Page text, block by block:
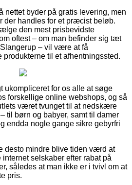
nettet byder på gratis levering, men
der handles for et præcist beløb.
den mest prisbevidste
oftest – om man befinder sig tæt
– vil være at få
produkterne til et afhentningssted.
ukompliceret for os alle at søge
forskellige online webshops, og så
været tvunget til at nedskære
til børn og babyer, samt til damer
endda nogle gange sikre gebyrfri
desto mindre blive tiden værd at
selskaber efter rabat på
således at man ikke er i tvivl om at
pris.